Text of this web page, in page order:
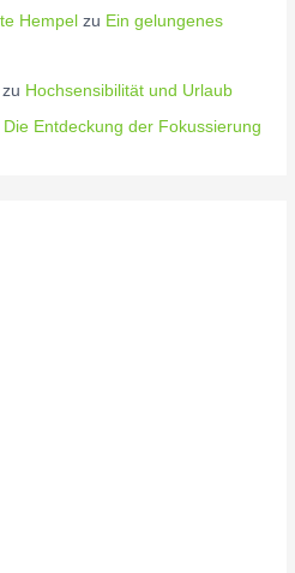
Hempel zu Ein gelungenes
zu Hochsensibilität und Urlaub
Die Entdeckung der Fokussierung